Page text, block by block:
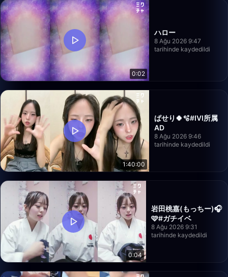
0:02
ハロー
8 Ağu 2026 9:47
tarihinde kaydedildi
1:40:00
ぱせり🍀🫧#IVI所属
AD
8 Ağu 2026 9:46
tarihinde kaydedildi
0:04
岩田桃嘉(もっちー)🎧
🩷#ガチイベ
8 Ağu 2026 9:31
tarihinde kaydedildi